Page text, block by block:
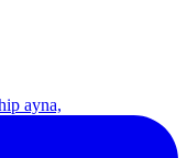
ayna,